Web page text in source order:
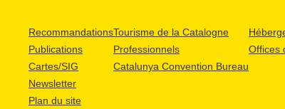
Recommandations
Publications
Cartes/SIG
Newsletter
Plan du site
Tourisme de la Catalogne
Professionnels
Catalunya Convention Bureau
Offices